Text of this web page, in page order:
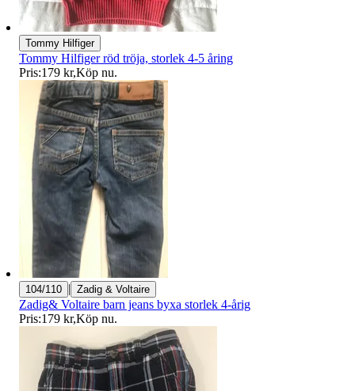
Tommy Hilfiger
Tommy Hilfiger röd tröja, storlek 4-5 åring
Pris:179 kr,Köp nu.
104/110 | Zadig & Voltaire
Zadig& Voltaire barn jeans byxa storlek 4-årig
Pris:179 kr,Köp nu.